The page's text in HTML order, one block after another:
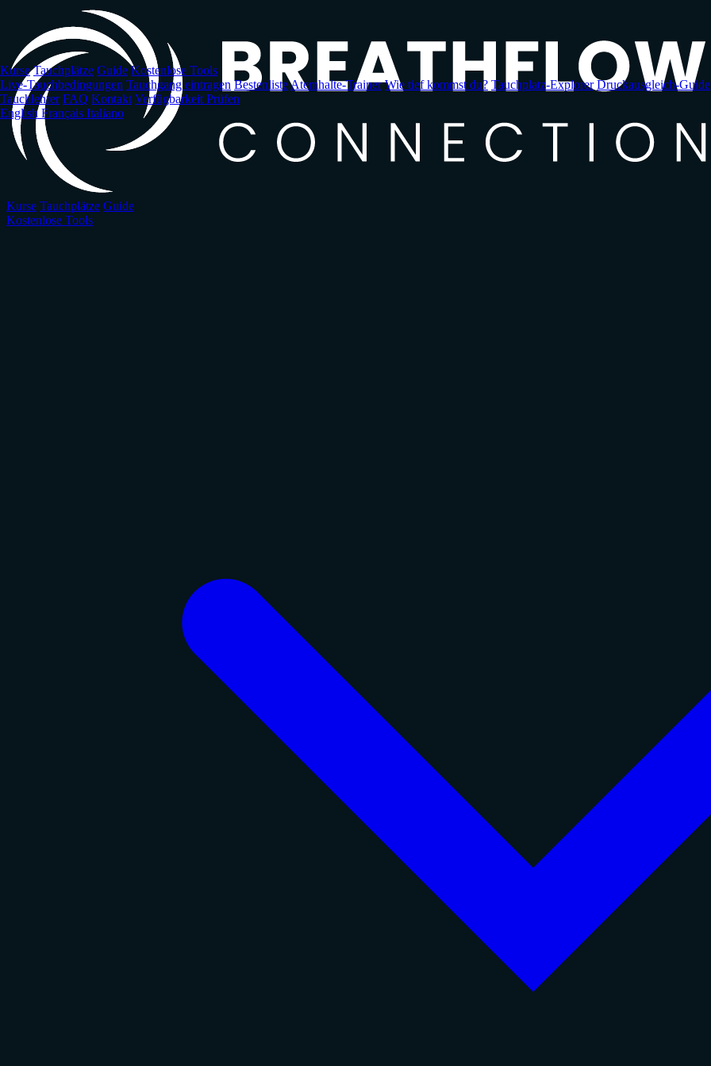
Hauptinhalt
springen
Kurse Tauchplätze Guide
Kostenlose Tools
Kurse Tauchplätze Guide Kostenlose Tools
Live-Tauchbedingungen Tauchgang eintragen BestenlisteAtemhalte-Trainer Wie tief kommst du? Tauchplatz-Explorer Druckausgleich-Guide
Tauchlehrer FAQ Kontakt Verfügbarkeit Prüfen
English Français Italiano